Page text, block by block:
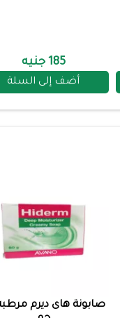
185 جنيه
أضف إلى السلة